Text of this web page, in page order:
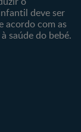
deve ser
acordo com as
saúde do bebé.